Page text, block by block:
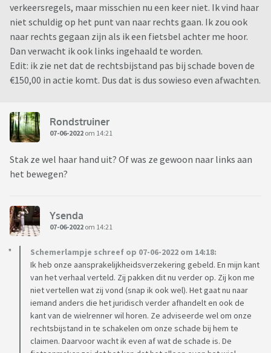
verkeersregels, maar misschien nu een keer niet. Ik vind haar
niet schuldig op het punt van naar rechts gaan. Ik zou ook
naar rechts gegaan zijn als ik een fietsbel achter me hoor.
Dan verwacht ik ook links ingehaald te worden.
Edit: ik zie net dat de rechtsbijstand pas bij schade boven de
€150,00 in actie komt. Dus dat is dus sowieso even afwachten.
Rondstruiner
07-06-2022 om 14:21
Stak ze wel haar hand uit? Of was ze gewoon naar links aan
het bewegen?
Ysenda
07-06-2022 om 14:21
Schemerlampje schreef op 07-06-2022 om 14:18:
Ik heb onze aansprakelijkheidsverzekering gebeld. En mijn kant
van het verhaal verteld. Zij pakken dit nu verder op. Zij kon me
niet vertellen wat zij vond (snap ik ook wel). Het gaat nu naar
iemand anders die het juridisch verder afhandelt en ook de
kant van de wielrenner wil horen. Ze adviseerde wel om onze
rechtsbijstand in te schakelen om onze schade bij hem te
claimen. Daarvoor wacht ik even af wat de schade is. De